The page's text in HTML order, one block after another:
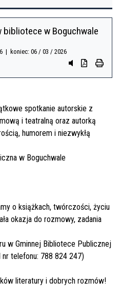
bibliotece w Boguchwale
| koniec: 06 / 03 / 2026
Przycisk
Przycisk do
spotkanie autorskie z
i teatralną oraz autorką
humorem i niezwykłą
w Boguchwale
o książkach, twórczości, życiu
okazja do rozmowy, zadania
w Gminnej Bibliotece Publicznej
telefonu: 788 824 247)
literatury i dobrych rozmów!